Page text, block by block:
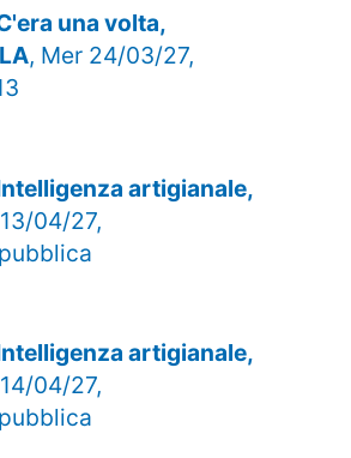
una volta,
, Mer 24/03/27,
artigianale,
04/27,
artigianale,
04/27,